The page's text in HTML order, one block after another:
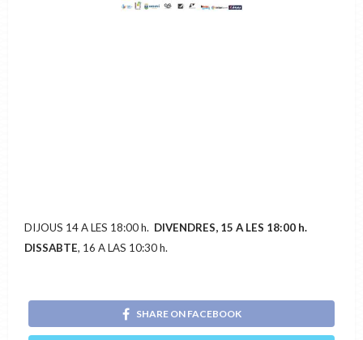
DIJOUS 14 A LES 18:00 h. DIVENDRES, 15 A LES 18:00 h.
DISSABTE, 16 A LAS 10:30 h.
SHARE ON FACEBOOK